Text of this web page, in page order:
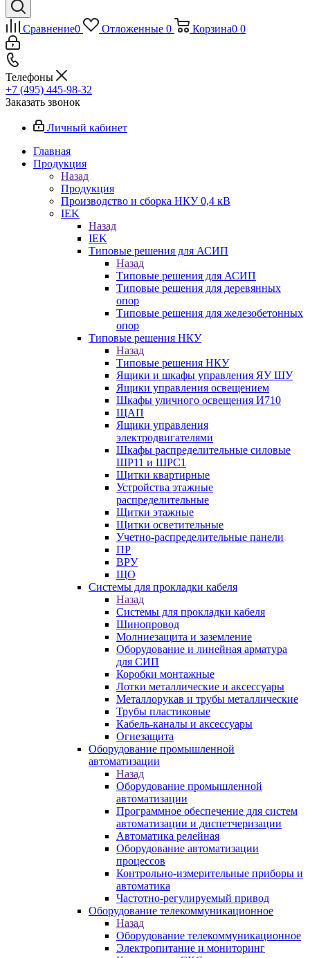
Сравнение0 Отложенные 0 Корзина0 0
Телефоны
+7 (495) 445-98-32
Заказать звонок
Личный кабинет
Главная
Продукция
Назад
Продукция
Производство и сборка НКУ 0,4 кВ
IEK
Назад
IEK
Типовые решения для АСИП
Назад
Типовые решения для АСИП
Типовые решения для деревянных
опор
Типовые решения для железобетонных
опор
Типовые решения НКУ
Назад
Типовые решения НКУ
Ящики и шкафы управления ЯУ ШУ
Ящики управления освещением
Шкафы уличного освещения И710
ЩАП
Ящики управления
электродвигателями
Шкафы распределительные силовые
ШР11 и ШРС1
Щитки квартирные
Устройства этажные
распределительные
Щитки этажные
Щитки осветительные
Учетно-распределительные панели
ПР
ВРУ
ЩО
Системы для прокладки кабеля
Назад
Системы для прокладки кабеля
Шинопровод
Молниезащита и заземление
Оборудование и линейная арматура
для СИП
Коробки монтажные
Лотки металлические и аксессуары
Металлорукав и трубы металлические
Трубы пластиковые
Кабель-каналы и аксессуары
Огнезащита
Оборудование промышленной
автоматизации
Назад
Оборудование промышленной
автоматизации
Программное обеспечение для систем
автоматизации и диспетчеризации
Автоматика релейная
Оборудование автоматизации
процессов
Контрольно-измерительные приборы и
автоматика
Частотно-регулируемый привод
Оборудование телекоммуникационное
Назад
Оборудование телекоммуникационное
Электропитание и мониторинг